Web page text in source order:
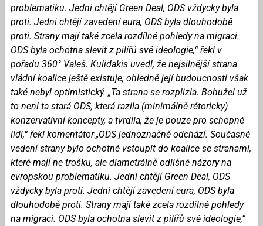
problematiku. Jedni chtějí Green Deal, ODS vždycky byla
proti. Jedni chtějí zavedení eura, ODS byla dlouhodobě
proti. Strany mají také zcela rozdílné pohledy na migraci.
ODS byla ochotna slevit z pilířů své ideologie,“ řekl v
pořadu 360° Valeš. Kulidakis uvedl, že nejsilnější strana
vládní koalice ještě existuje, ohledně její budoucnosti však
také nebyl optimistický. „Ta strana se rozplizla. Bohužel už
to není ta stará ODS, která razila (minimálně rétoricky)
konzervativní koncepty, a tvrdila, že je pouze pro schopné
lidi,“ řekl komentátor.„ODS jednoznačně odchází. Současné
vedení strany bylo ochotné vstoupit do koalice se stranami,
které mají ne trošku, ale diametrálně odlišné názory na
evropskou problematiku. Jedni chtějí Green Deal, ODS
vždycky byla proti. Jedni chtějí zavedení eura, ODS byla
dlouhodobě proti. Strany mají také zcela rozdílné pohledy
na migraci. ODS byla ochotna slevit z pilířů své ideologie,“